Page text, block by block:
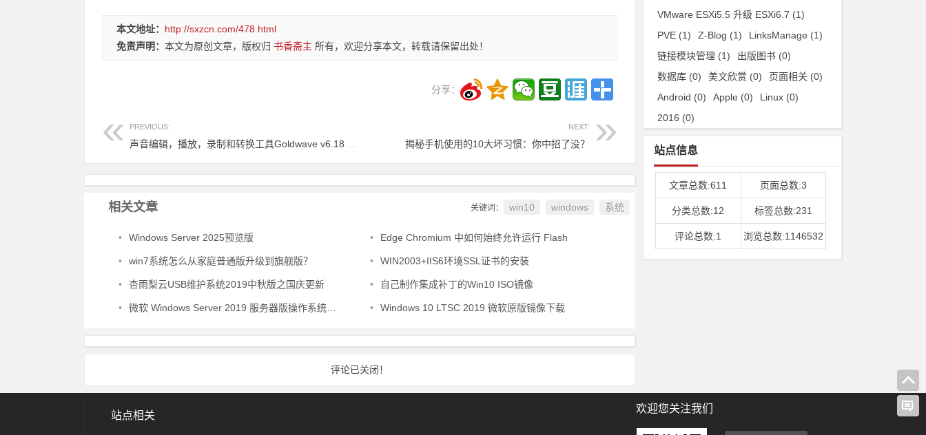
本文地址： http://sxzcn.com/478.html
免责声明： 本文为原创文章，版权归 书香斋主 所有，欢迎分享本文，转载请保留出处！
分享：
PREVIOUS: NEXT:
揭秘手机使用的10大坏习惯：你中招了没？
相关文章 关键词： win10 windows 系统
• Windows Server 2025预览版 • Edge Chromium 中如何始终允许运行 Flash
• win7系统怎么从家庭普通版升级到旗舰版？ • WIN2003+IIS6环境SSL证书的安装
• 杏雨梨云USB维护系统2019中秋版之国庆更新 • 自己制作集成补丁的Win10 ISO镜像
• 微软 Windows Server 2019 服务器版操作系统 MSDN 原版 ISO 镜像下载 • Windows 10 LTSC 2019 微软原版镜像下载
评论已关闭！
VMware ESXi5.5 升级 ESXi6.7 (1)
PVE (1) Z-Blog (1) LinksManage (1)
链接模块管理 (1) 出版图书 (0)
数据库 (0) 美文欣赏 (0) 页面相关 (0)
Android (0) Apple (0) Linux (0)
2016 (0)
站点信息
文章总数:611 页面总数:3
分类总数:12 标签总数:231
评论总数:1 浏览总数:1146532
站点相关
欢迎您关注我们